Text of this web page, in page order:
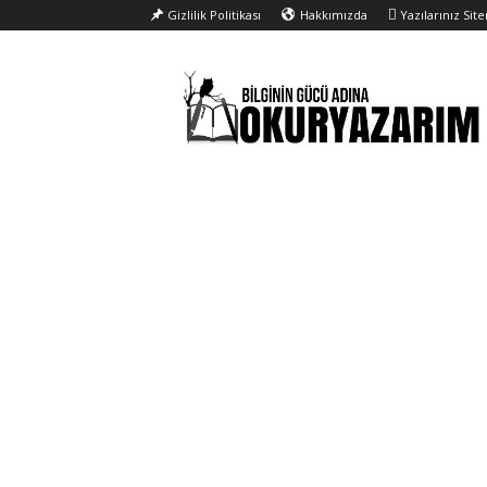
Gizlilik Politikası Hakkımızda Yazılarınız
Yazarım